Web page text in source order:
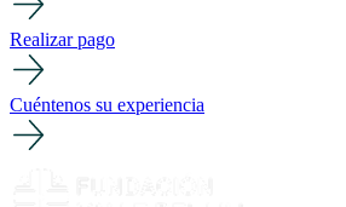
Realizar pago
Cuéntenos su experiencia